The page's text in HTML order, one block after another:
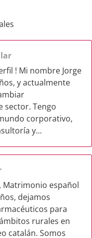
! Mi nombre Jorge
y actualmente
sector. Tengo
corporativo,
y...
Matrimonio español
dejamos
para
rurales en
catalán. Somos